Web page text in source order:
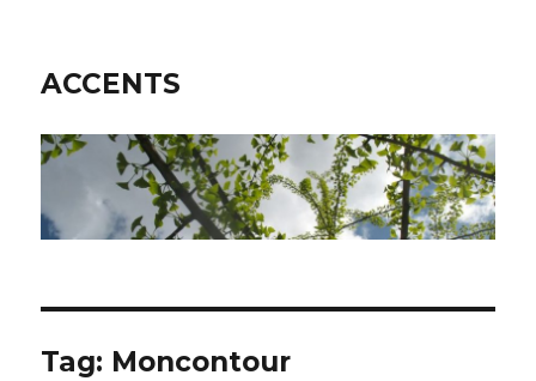
ACCENTS
Tag: Moncontour